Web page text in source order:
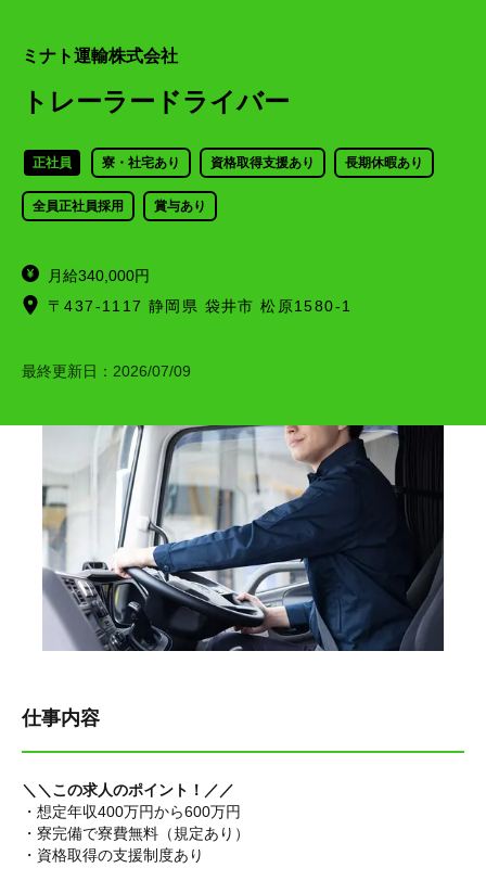
ミナト運輸株式会社
トレーラードライバー
正社員 寮・社宅あり 資格取得支援あり 長期休暇あり
全員正社員採用 賞与あり
月給340,000円
〒437-1117 静岡県 袋井市 松原1580-1
最終更新日： 2026/07/09
仕事内容
＼＼この求人のポイント！／／
・想定年収400万円から600万円
・寮完備で寮費無料（規定あり）
・資格取得の支援制度あり